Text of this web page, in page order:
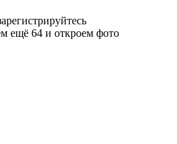
ещё 64 и откроем фото